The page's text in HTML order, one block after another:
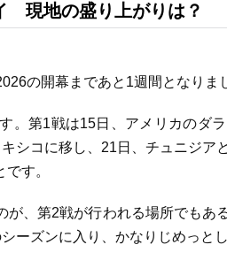
現地の盛り上がりは？
の開幕まであと1週間となりま
。第1戦は15日、アメリカのダ
シコに移し、21日、チュニジア
す。
が、第2戦が行われる場所でも
ーズンに入り、かなりじめっと